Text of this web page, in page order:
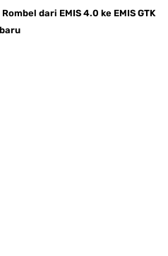
dari EMIS 4.0 ke EMIS GTK